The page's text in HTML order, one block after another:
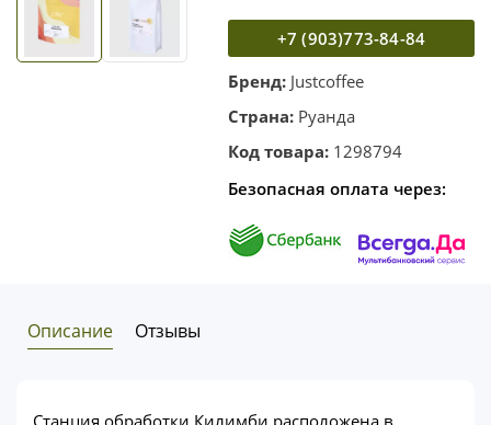
+7 (903)773-84-84
Бренд: Justcoffee
Страна: Руанда
Код товара: 1298794
Безопасная оплата через:
Описание Отзывы
Станция обработки Килимби расположена в